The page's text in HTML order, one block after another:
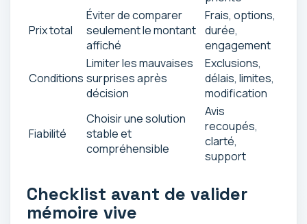
Prix total
Éviter de comparer
seulement le montant
affiché
Frais, options,
durée,
engagement
Conditions
Limiter les mauvaises
surprises après
décision
Exclusions,
délais, limites,
modification
Fiabilité
Choisir une solution
stable et
compréhensible
Avis
recoupés,
clarté,
support
Checklist avant de valider
mémoire vive